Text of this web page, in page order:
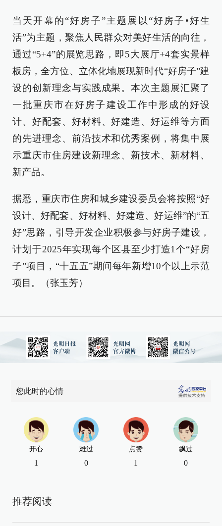
当天开幕的“好房子”主题展以“好房子•好生
活”为主题，聚焦人民群众对美好生活的向往，
通过“5+4”的展览思路，即5大展厅+4套实景样
板房，全方位、立体化地展现新时代“好房子”建
设的创新理念与实践成果。本次主题展汇聚了
一批重庆市在好房子建设工作中形成的好设
计、好配套、好材料、好建造、好运维等方面
的先进理念、前沿技术和优秀案例，将集中展
示重庆市住房建设新理念、新技术、新材料、
新产品。
据悉，重庆市住房和城乡建设委员会将按照“好
设计、好配套、好材料、好建造、好运维”的“五
好”思路，引导开发企业积极参与好房子建设，
计划于2025年实现每个区县至少打造1个“好房
子”项目，“十五五”期间每年新增10个以上示范
项目。（张玉芳）
您此时的心情
开心
1
难过
0
点赞
1
飘过
0
推荐阅读